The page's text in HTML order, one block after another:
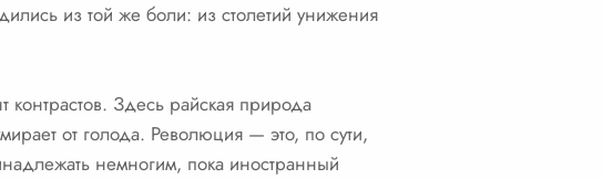
из той же боли: из столетий унижения
контрастов. Здесь райская природа
от голода. Революция — это, по сути,
немногим, пока иностранный